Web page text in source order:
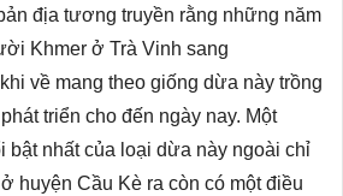
địa tương truyền rằng những năm
Khmer ở Trà Vinh sang
về mang theo giống dừa này trồng
triển cho đến ngày nay. Một
bật nhất của loại dừa này ngoài chỉ
huyện Cầu Kè ra còn có một điều